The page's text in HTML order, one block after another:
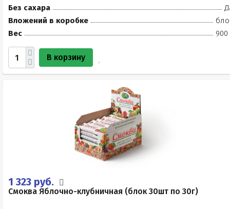
Без сахара
Вложений в коробке
Вес
900
В корзину
1 323 руб.
Смоква Яблочно-клубничная (блок 30шт по 30г)